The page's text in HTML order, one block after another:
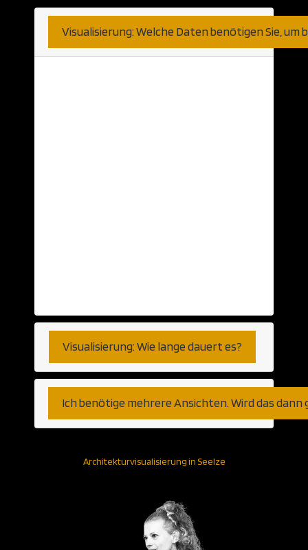
Visualisierung: Welche Daten benötigen Sie, um
Visualisierung: Wie lange dauert es?
Ich benötige mehrere Ansichten. Wird das dann
Architekturvisualisierung in Seelze